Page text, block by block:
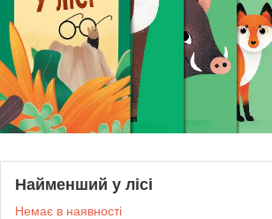
Найменший у лісі
Немає в наявності